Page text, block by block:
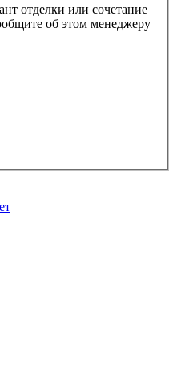
отделки или сочетание
об этом менеджеру